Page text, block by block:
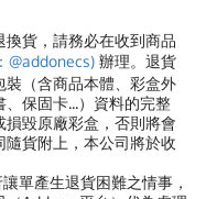
換貨，請務必在收到商品
@addonecs) 辦理。退貨
（含商品本體、彩盒外
保固卡...）資料的完整
毀原廠彩盒，否則將會
貨附上，本公司將於收
單產生退貨困難之情事，